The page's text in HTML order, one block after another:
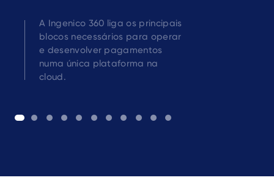
A Ingenico 360 liga os principais
blocos necessários para operar
e desenvolver pagamentos
numa única plataforma na
cloud.